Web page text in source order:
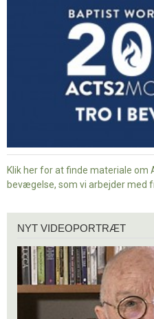
Klik her for at finde materiale om
bevægelse, som vi arbejder med
videoportræt
NYT VIDEOPORTRÆT